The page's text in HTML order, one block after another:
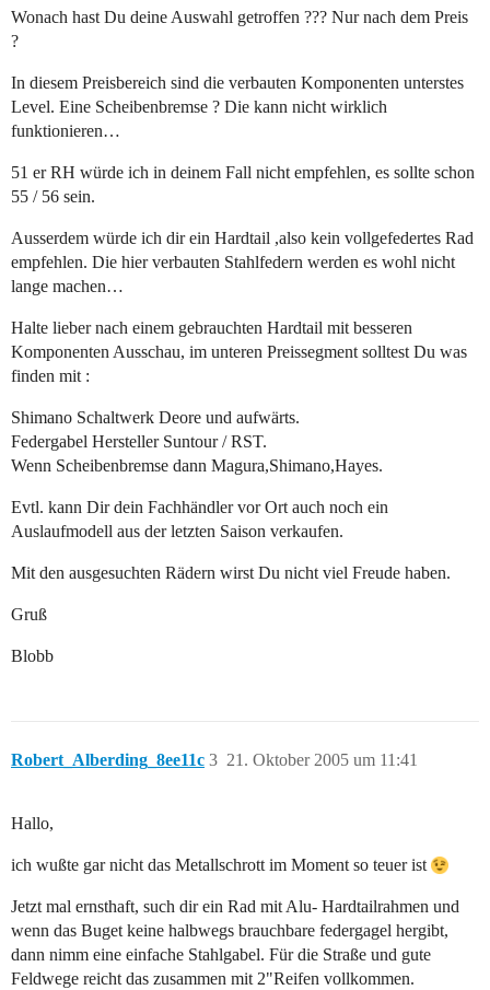
Wonach hast Du deine Auswahl getroffen ??? Nur nach dem Preis
?
In diesem Preisbereich sind die verbauten Komponenten unterstes
Level. Eine Scheibenbremse ? Die kann nicht wirklich
funktionieren…
51 er RH würde ich in deinem Fall nicht empfehlen, es sollte schon
55 / 56 sein.
Ausserdem würde ich dir ein Hardtail ,also kein vollgefedertes Rad
empfehlen. Die hier verbauten Stahlfedern werden es wohl nicht
lange machen…
Halte lieber nach einem gebrauchten Hardtail mit besseren
Komponenten Ausschau, im unteren Preissegment solltest Du was
finden mit :
Shimano Schaltwerk Deore und aufwärts.
Federgabel Hersteller Suntour / RST.
Wenn Scheibenbremse dann Magura,Shimano,Hayes.
Evtl. kann Dir dein Fachhändler vor Ort auch noch ein
Auslaufmodell aus der letzten Saison verkaufen.
Mit den ausgesuchten Rädern wirst Du nicht viel Freude haben.
Gruß
Blobb
Robert_Alberding_8ee11c 21. Oktober 2005 um 11:41
3
Hallo,
ich wußte gar nicht das Metallschrott im Moment so teuer ist
Jetzt mal ernsthaft, such dir ein Rad mit Alu- Hardtailrahmen und
wenn das Buget keine halbwegs brauchbare federgagel hergibt,
dann nimm eine einfache Stahlgabel. Für die Straße und gute
Feldwege reicht das zusammen mit 2"Reifen vollkommen.